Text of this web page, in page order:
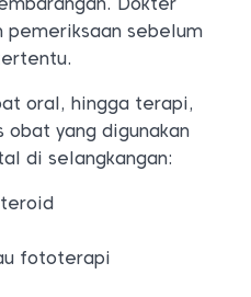
pemeriksaan sebelum
oral, hingga terapi,
yang digunakan
di selangkangan:
fototerapi